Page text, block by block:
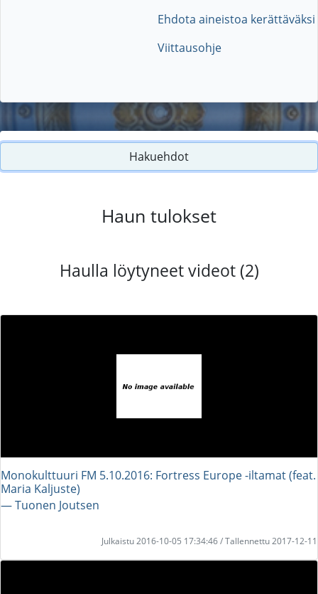
Ehdota aineistoa kerättäväksi
Viittausohje
Hakuehdot
Haun tulokset
Haulla löytyneet videot (2)
Monokulttuuri FM 5.10.2016: Fortress Europe -iltamat (feat.
Maria Kaljuste)
― Tuonen Joutsen
Julkaistu 2016-10-05 17:34:46 / Tallennettu 2017-12-11